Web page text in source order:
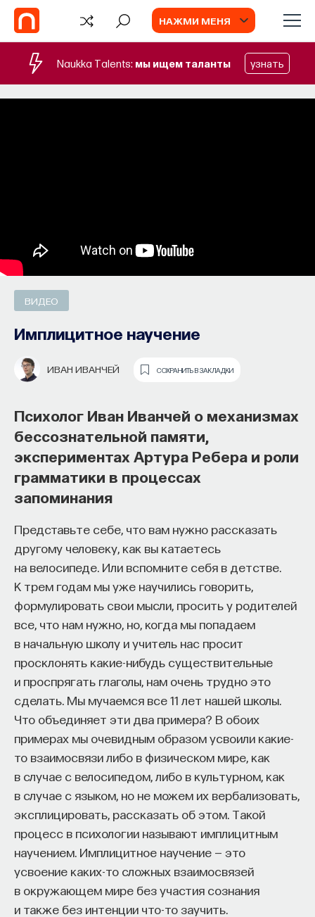
НАЖМИ МЕНЯ
Naukka Talents: мы ищем таланты узнать
ВИДЕО
Имплицитное научение
ИВАН ИВАНЧЕЙ СОХРАНИТЬ В ЗАКЛАДКИ
Психолог Иван Иванчей о механизмах
бессознательной памяти,
экспериментах Артура Ребера и роли
грамматики в процессах
запоминания
Представьте себе, что вам нужно рассказать
другому человеку, как вы катаетесь
на велосипеде. Или вспомните себя в детстве.
К трем годам мы уже научились говорить,
формулировать свои мысли, просить у родителей
все, что нам нужно, но, когда мы попадаем
в начальную школу и учитель нас просит
просклонять какие-нибудь существительные
и проспрягать глаголы, нам очень трудно это
сделать. Мы мучаемся все 11 лет нашей школы.
Что объединяет эти два примера? В обоих
примерах мы очевидным образом усвоили какие-
то взаимосвязи либо в физическом мире, как
в случае с велосипедом, либо в культурном, как
в случае с языком, но не можем их вербализовать,
эксплицировать, рассказать об этом. Такой
процесс в психологии называют имплицитным
научением. Имплицитное научение — это
усвоение каких-то сложных взаимосвязей
в окружающем мире без участия сознания
и также без интенции что-то заучить.
БЛОГ
Основатель ПостНауки Ивар
поможет найти свою нишу
в глобальных deep tech и биотех
компаниях
В 2012 годуИвар Максутовсоздал проект
ПостНаука, который дал голос учёным и навсегда
изменил медийное пространство на русском
языке. В 2021 году в Лондоне он основал компанию
Naukka, помогающую учёным
и предпринимателям превращать их идеи
в технологии и успешные стартапы. Теперь
команда ПостНауки запускает новый сервис —
Naukka Talents, рекрутинговое агентство,
созданное для поддержки специалистов,
желающих работать в глобальных инновационных
индустриях.
В ходе работы с научным сообществом Ивар
и его команда обнаружили, что инновационные
индустрии испытывают кадровый голод,
особенно молодые deep tech и биотех компании.